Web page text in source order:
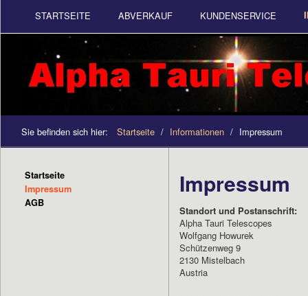
STARTSEITE ABVERKAUF KUNDENSERVICE
Sie befinden sich hier: Startseite / Informationen / Impressum
Startseite
Impressum
AGB
Impressum
Standort und Postanschrift:
Alpha Tauri Telescopes
Wolfgang Howurek
Schützenweg 9
2130 Mistelbach
Austria